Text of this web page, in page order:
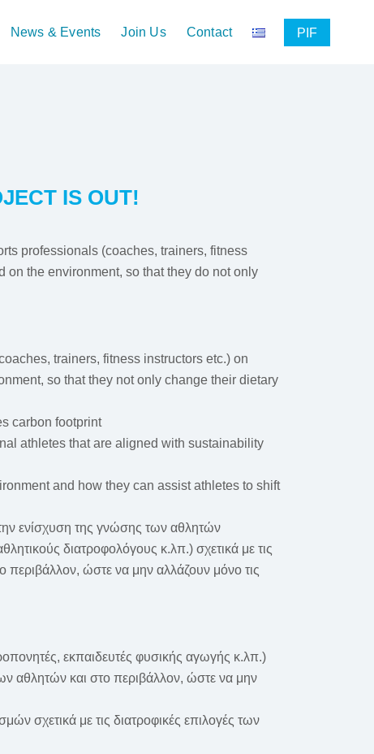
News & Events Join Us Contact PIF
IS OUT!
professionals (coaches, trainers, fitness
on the environment, so that they do not only
trainers, fitness instructors etc.) on
so that they not only change their dietary
carbon footprint
athletes that are aligned with sustainability
and how they can assist athletes to shift
ενίσχυση της γνώσης των αθλητών
διατροφολόγους κ.λπ.) σχετικά με τις
περιβάλλον, ώστε να μην αλλάζουν μόνο τις
εκπαιδευτές φυσικής αγωγής κ.λπ.)
αθλητών και στο περιβάλλον, ώστε να μην
σχετικά με τις διατροφικές επιλογές των